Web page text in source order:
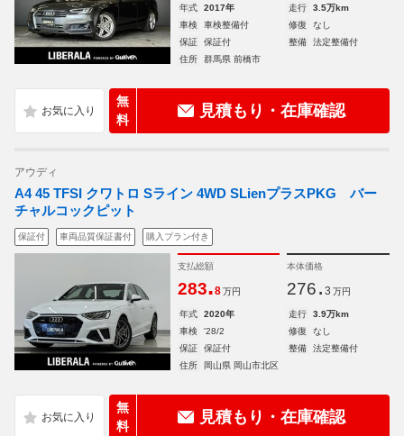
年式 2017年 走行
3.5万km
車検
車検整備付 修復
なし
保証
保証付 整備
法定整備付
住所
群馬県 前橋市
無
料
見積もり・在庫確認
アウディ
A4 45 TFSI クワトロ Sライン 4WD SLienプラスPKG バー
チャルコックピット
保証付 車両品質保証書付 購入プラン付き
支払総額
283.8 万円
本体価格
276. 3 万円
年式 2020年 走行
3.9万km
車検
'28/2 修復
なし
保証
保証付 整備
法定整備付
住所
岡山県 岡山市北区
無
料
見積もり・在庫確認